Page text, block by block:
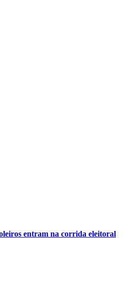
entram na corrida eleitoral